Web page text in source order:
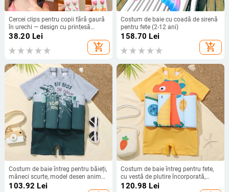
Cercei clips pentru copii fără gaură
în urechi — design cu prințesă
drăguță, pentru fetițe, primăvara
38.20 Lei
add_shopping_cart
Costum de baie cu coadă de sirenă
pentru fete (2-12 ani)
158.70 Lei
add_shopping_cart
Costum de baie întreg pentru băieți,
mâneci scurte, model desen animat,
material nylon 85% cu căptușeală
103.92 Lei
Costum de baie întreg pentru fete,
cu vestă de plutire încorporată,
pentru 3–6 ani, material poliester
120.98 Lei